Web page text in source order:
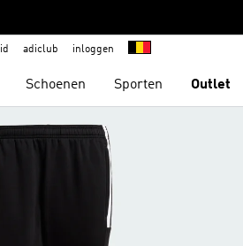
adiclub inloggen
Schoenen Sporten Outlet